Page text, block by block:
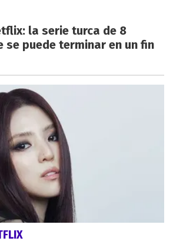
la serie turca de 8
se puede terminar en un fin